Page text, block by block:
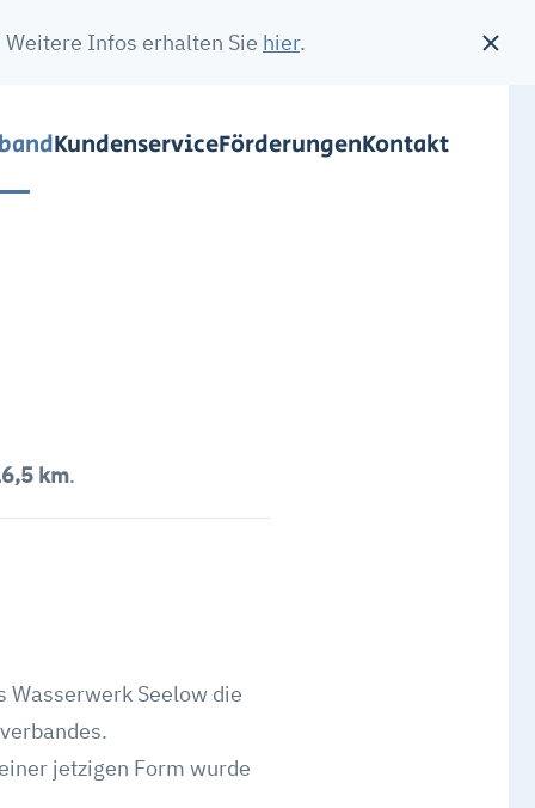
Infos erhalten Sie hier.
KundenserviceFörderungenKontakt
km.
Wasserwerk Seelow die
jetzigen Form wurde